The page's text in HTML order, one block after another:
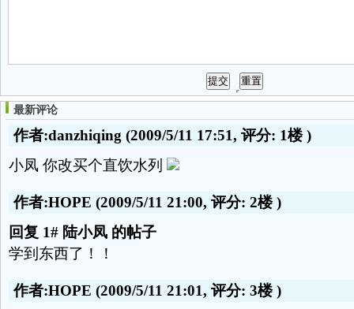
最新评论
作者:danzhiqing (2009/5/11 17:51, 评分: 1楼)
小凤 你改买个直饮水列
作者:HOPE (2009/5/11 21:00, 评分: 2楼)
回复 1# 陆小凤 的帖子
学到东西了！！
作者:HOPE (2009/5/11 21:01, 评分: 3楼)